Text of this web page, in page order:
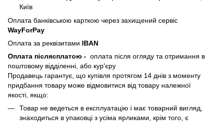
Київ
Оплата банківською карткою через захищений сервіс
WayForPay
Оплата за реквізитами IBAN
Оплата післясплатою - оплата після огляду та отримання в
поштовому відділенні, або кур'єру
Продавець гарантує, що купівля протягом 14 днів з моменту
придбання товару може відмовитися від товару належної
якості, якщо:
Товар не ведеться в експлуатацію і має товарний вигляд,
знаходиться в упаковці з усіма ярликами, крім того, є